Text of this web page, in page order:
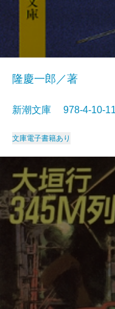
隆慶一郎／著
新潮文庫 978-4-10-
文庫電子書籍あり